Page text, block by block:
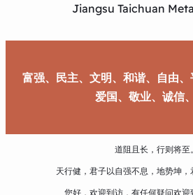
Jiangsu Taichuan
富强、民主、文明、和谐、自由、
爱国、敬业、诚信
道阻且长，行则将至。
天行健，君子以自强不息，地势坤，
您好，欢迎到访，有任何疑问欢迎